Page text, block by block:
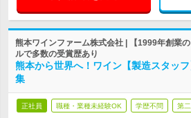
熊本ワインファーム株式会社 | 【1999年創業
ルで多数の受賞歴あり
熊本から世界へ！ワイン【製造スタッ
集
正社員 職種・業種未経験OK 学歴不問 第